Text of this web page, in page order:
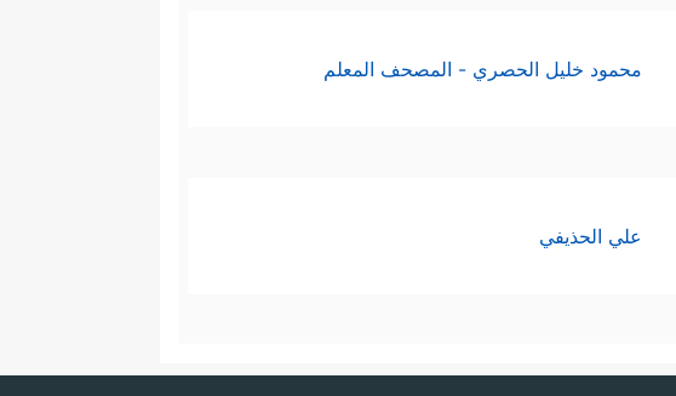
محمود خليل الحصري - المصحف المعلم
علي الحذيفي